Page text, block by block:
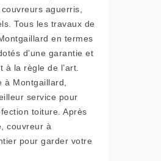
aguerris,
Tous les travaux de
en termes
d’une garantie et
la règle de l’art.
Montgaillard,
service pour
toiture. Après
couvreur à
pour garder votre